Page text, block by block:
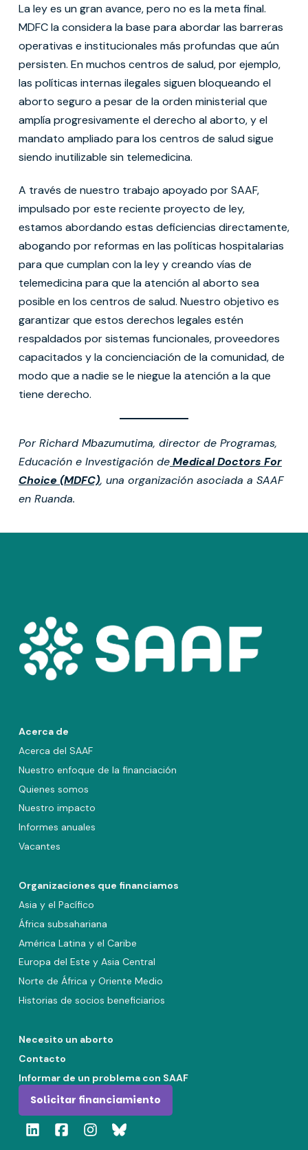
La ley es un gran avance, pero no es la meta final.
MDFC la considera la base para abordar las barreras
operativas e institucionales más profundas que aún
persisten. En muchos centros de salud, por ejemplo,
las políticas internas ilegales siguen bloqueando el
aborto seguro a pesar de la orden ministerial que
amplía progresivamente el derecho al aborto, y el
mandato ampliado para los centros de salud sigue
siendo inutilizable sin telemedicina.
A través de nuestro trabajo apoyado por SAAF,
impulsado por este reciente proyecto de ley,
estamos abordando estas deficiencias directamente,
abogando por reformas en las políticas hospitalarias
para que cumplan con la ley y creando vías de
telemedicina para que la atención al aborto sea
posible en los centros de salud. Nuestro objetivo es
garantizar que estos derechos legales estén
respaldados por sistemas funcionales, proveedores
capacitados y la concienciación de la comunidad, de
modo que a nadie se le niegue la atención a la que
tiene derecho.
Por Richard Mbazumutima, director de Programas,
Educación e Investigación deMedical Doctors For
Choice (MDFC), una organización asociada a SAAF
en Ruanda.
Acerca de
Acerca del SAAF
Nuestro enfoque de la financiación
Quienes somos
Nuestro impacto
Informes anuales
Vacantes
Organizaciones que financiamos
Asia y el Pacífico
África subsahariana
América Latina y el Caribe
Europa del Este y Asia Central
Norte de África y Oriente Medio
Historias de socios beneficiarios
Necesito un aborto
Contacto
Informar de un problema con SAAF
Solicitar financiamiento